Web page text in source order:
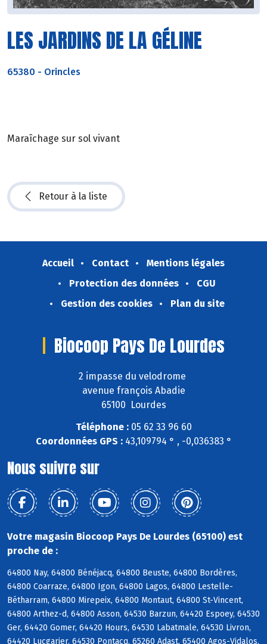
LES JARDINS DE LA GÉLINE
65380 - Orincles
Maraîchage sur sol vivant
Retour à la liste
Accueil Contact
Mentions légales
Protection des données
CGU
Gestion des cookies
Plan du site
Biocoop Pays De Lourdes
2 impasse du velodrome
avenue françois Abadie
65100 Lourdes
Téléphone :05 62 33 96 60
Coordonnées GPS :43,109794 ° , -0,036383 °
Nous suivre sur
Votre magasin Biocoop Pays De Lourdes (65100) est
proche de :
64800 Nay, 64800 Bénéjacq, 64800 Beuste, 64800 Bordères,
64800 Coarraze, 64800 Igon, 64800 Lagos, 64800 Lestelle-
Bétharram, 64800 Mirepeix, 64800 Montaut, 64800 St-Vincent,
64800 Arthez-d, 64800 Asson, 64530 Barzun, 64420 Espoey, 64530
Ger, 64420 Gomer, 64420 Hours, 64530 Labatmale, 64530 Livron,
64420 Lucgarier, 64530 Pontacq, 65260 Adast, 65400 Agos-Vidalos,